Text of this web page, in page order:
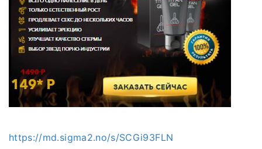
https://md.sigma2.no/s/SCGi93FLN